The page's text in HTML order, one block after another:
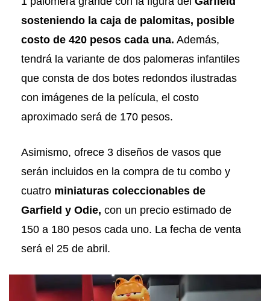
sosteniendo la caja de palomitas, posible
costo de 420 pesos cada una. Además,
tendrá la variante de dos palomeras infantiles
que consta de dos botes redondos ilustradas
con imágenes de la película, el costo
aproximado será de 170 pesos.
Asimismo, ofrece 3 diseños de vasos que
serán incluidos en la compra de tu combo y
cuatro miniaturas coleccionables de
Garfield y Odie, con un precio estimado de
150 a 180 pesos cada uno. La fecha de venta
será el 25 de abril.